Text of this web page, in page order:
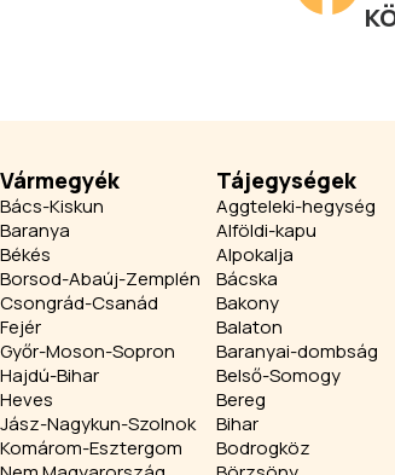
Vármegyék
Bács-Kiskun
Baranya
Békés
Borsod-Abaúj-Zemplén
Csongrád-Csanád
Fejér
Győr-Moson-Sopron
Hajdú-Bihar
Heves
Jász-Nagykun-Szolnok
Komárom-Esztergom
Tájegységek
Aggteleki-hegység
Alföldi-kapu
Alpokalja
Bácska
Bakony
Balaton
Baranyai-dombság
Belső-Somogy
Bereg
Bihar
Bodrogköz